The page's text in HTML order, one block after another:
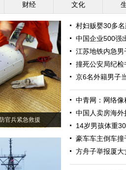
财经 文化
官兵紧急救援
村妇贩婴30多
中国企业500强
江苏地铁内急
撞死公安局纪
京6名外籍男子
中青网：网络
中国人卖房海
14岁男孩体重
豪车车主倒车
方舟子举报厦